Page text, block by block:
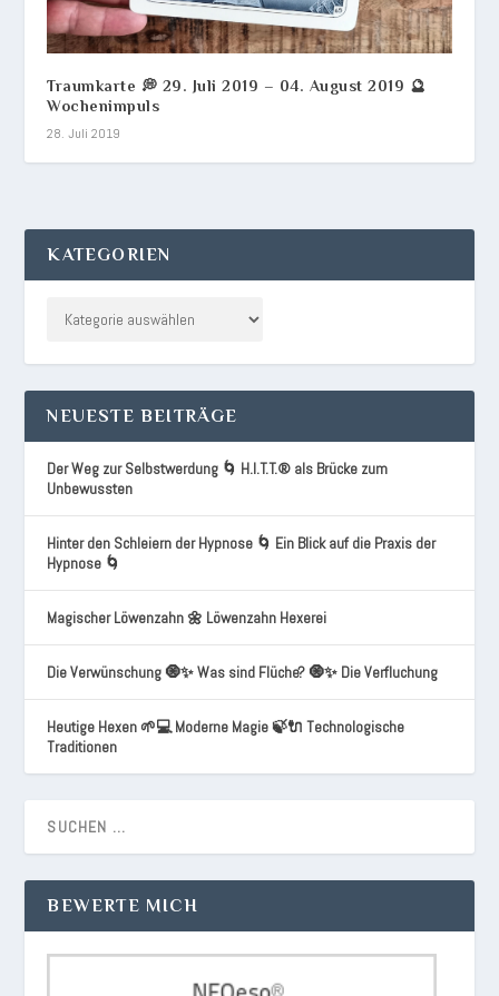
Traumkarte 💭 29. Juli 2019 – 04. August 2019 🔮
Wochenimpuls
28. Juli 2019
KATEGORIEN
NEUESTE BEITRÄGE
Der Weg zur Selbstwerdung 🌀 H.I.T.T.® als Brücke zum
Unbewussten
Hinter den Schleiern der Hypnose 🌀 Ein Blick auf die Praxis der
Hypnose 🌀
Magischer Löwenzahn 🌼 Löwenzahn Hexerei
Die Verwünschung 🧿✨ Was sind Flüche? 🧿✨ Die Verfluchung
Heutige Hexen 🌱💻 Moderne Magie 🍃🔌 Technologische
Traditionen
BEWERTE MICH